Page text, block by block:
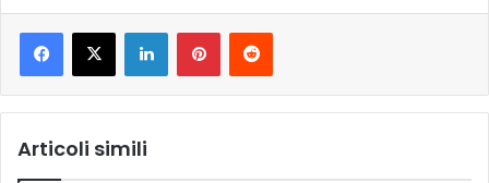
LinkedInPinterestReddit
Articoli simili